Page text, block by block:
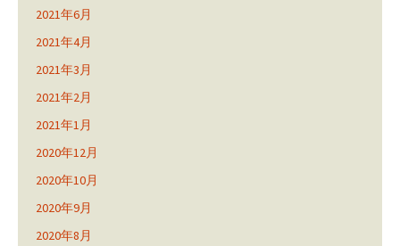
2021年6月
2021年4月
2021年3月
2021年2月
2021年1月
2020年12月
2020年10月
2020年9月
2020年8月